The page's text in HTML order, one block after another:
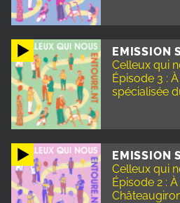
EMISSION
Celleux qui
Épisode 3 :
spécialisée
EMISSION
Celleux qui
Épisode 2 :